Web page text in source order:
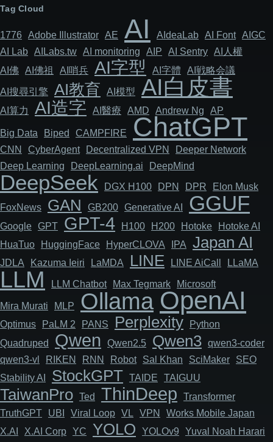
Tag Cloud
1776 Adob​​e Illustrator AE AI AIdeaLab AI Font AIGC
AI Lab AILabs.tw AI monitoring AIP AI Sentry AI人權
AI佛
AI佛祖 AI哨兵 AI字型 AI字體 AI戦略会議
AI搜尋引擎 AI教育 AI模型 AI白皮書
AI算力 AI造字 AI醫療 AMD Andrew Ng AP
Big Data Biped CAMPFIRE ChatGPT
CNN Cyber​​Agent Decentralized VPN
Deeper Network
Deep Learning
DeepLearning.ai DeepMind
DeepSeek DGX H100 DPN DPR
Elon Musk
FoxNews
GAN GB200 Generative AI GGUF
Google GPT GPT-4 H100 H200 Hotoke
Hotoke AI
HuaTuo
HuggingFace HyperCLOVA IPA Japan AI
JDLA Kazuma Ieiri LaMDA LINE LINE AiCall LLaMA
LLM LLM Chatbot Max Tegmark Microsoft
Mira Murati MLP Ollama OpenAI
Optimus PaLM 2 PANS Perplexity
Python
Quadruped
Qwen Qwen2.5 Qwen3 qwen3-coder
qwen3-vl
RIKEN RNN Robot Sal Khan SciMaker
SEO
Stability AI
StockGPT TAIDE TAIGUU
TaiwanPro Ted ThinDeep
Transformer
TruthGPT
UBI Viral Loop VL VPN
Works Mobile Japan
X.AI
X.AI Corp YC YOLO YOLOv9
Yuval Noah Harari